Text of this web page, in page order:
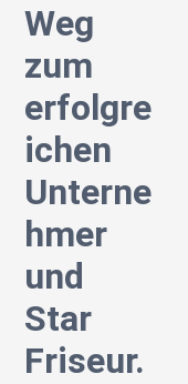
Weg
zum
erfolgre
ichen
Unterne
hmer
und
Star
Friseur.